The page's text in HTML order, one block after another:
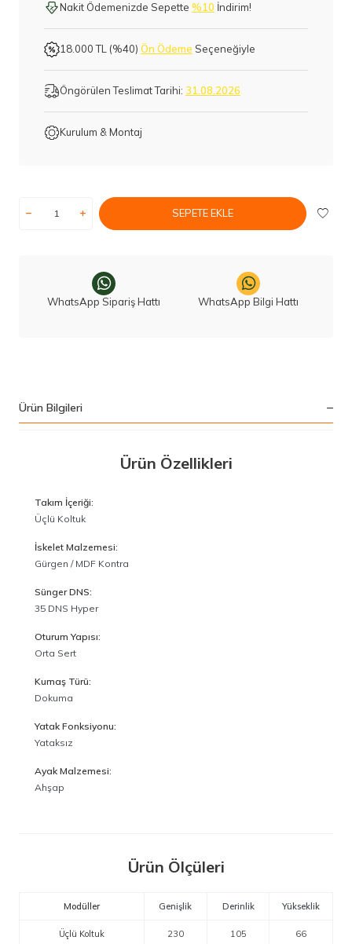
Nakit Ödemenizde Sepette %10 İndirim!
18.000 TL (%40) Ön Ödeme Seçeneğiyle
Öngörülen Teslimat Tarihi: 31.08.2026
Kurulum & Montaj
SEPETE EKLE
WhatsApp Sipariş Hattı WhatsApp Bilgi Hattı
Ürün Bilgileri
Ürün Özellikleri
Takım İçeriği:
Üçlü Koltuk
İskelet Malzemesi:
Gürgen / MDF Kontra
Sünger DNS:
35 DNS Hyper
Oturum Yapısı:
Orta Sert
Kumaş Türü:
Dokuma
Yatak Fonksiyonu:
Yataksız
Ayak Malzemesi:
Ahşap
Ürün Ölçüleri
Modüller Genişlik Derinlik Yükseklik
Üçlü Koltuk 230 105 66